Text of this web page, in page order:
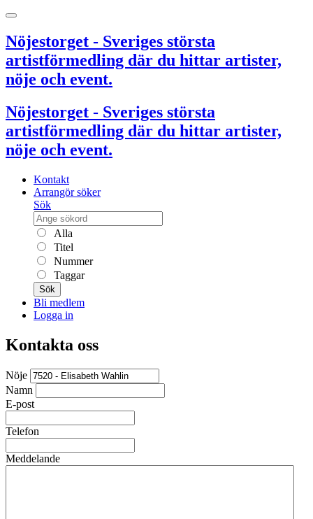
Nöjestorget - Sveriges största
artistförmedling där du hittar artister,
nöje och event.
Nöjestorget - Sveriges största
artistförmedling där du hittar artister,
nöje och event.
Kontakt
Arrangör söker
Sök
Alla
Titel
Nummer
Taggar
Sök
Bli medlem
Logga in
Kontakta oss
Nöje
Namn
E-post
Telefon
Meddelande